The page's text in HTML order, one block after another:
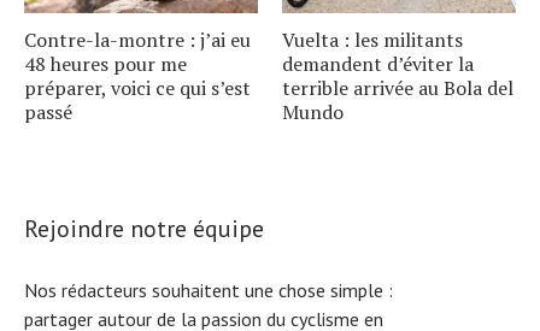
Contre-la-montre : j’ai eu
48 heures pour me
préparer, voici ce qui s’est
passé
Vuelta : les militants
demandent d’éviter la
terrible arrivée au Bola del
Mundo
Rejoindre notre équipe
Nos rédacteurs souhaitent une chose simple :
partager autour de la passion du cyclisme en